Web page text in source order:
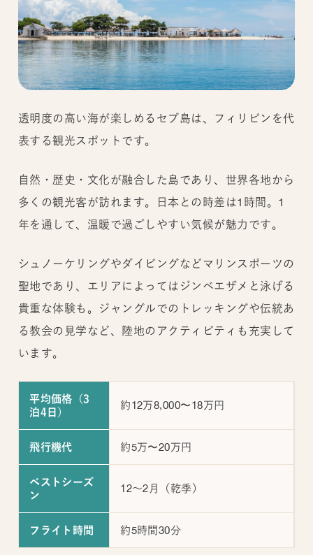
透明度の高い海が楽しめるセブ島は、フィリピンを代
表する観光スポットです。
自然・歴史・文化が融合した島であり、世界各地から
多くの観光客が訪れます。日本との時差は1時間。1
年を通して、温暖で過ごしやすい気候が魅力です。
シュノーケリングやダイビングなどマリンスポーツの
聖地であり、エリアによってはジンベエザメと泳げる
貴重な体験も。ジャングルでのトレッキングや伝統あ
る教会の見学など、陸地のアクティビティも充実して
います。
平均価格（3
泊4日）
約12万8,000〜18万円
飛行機代 約5万〜20万円
ベストシーズ
ン
12～2月（乾季）
フライト時間 約5時間30分